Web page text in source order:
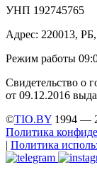
УНП 192745765
Адрес: 220013,
Режим работы
Свидетельство о
от 09.12.2016
©TIO.BY 1994 —
Политика
| Политика